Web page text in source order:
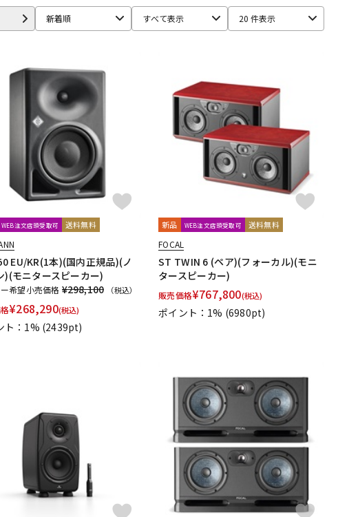
Ear Trumpet Labs EARTHWORKS
Ehrlund Microphone
EXFORM Fischer Amps FMR AUDIO FOCAL
Focusrite
HEADREC Hear Technologies
ISOVOX JohnBlue Audio
JVC
KOTOBUKI KRK KVOX
MASELEC MATRIX Mee audio
MIDAS
Musikelectronic Geithain MUZEN
NEUMANN
Primo PROIDEA
Rhapsodio RODE Roger Mayer Roland
Ronk Japan
SENNHEISER
Soyuz SPL SSL(Solid State Logic) STAX
STAY
Culture TOMOCA Townsend Labs
T-REX
Studio Technologies
unknown
SDM / Family Labo
新着順 すべて表示 20 件表示
WEB注文店頭受取可 送料無料
EU/KR(1本)(国内正規品)(ノ
)(モニタースピーカー)
希望小売価格 ¥298,100 （税込）
¥268,290(税込)
ト：1% (2439pt)
新品 WEB注文店頭受取可 送料無料
FOCAL
ST TWIN 6 (ペア)(フォーカル)(モニ
タースピーカー)
販売価格¥767,800(税込)
ポイント：1% (6980pt)